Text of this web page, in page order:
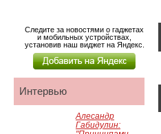
Следите за новостями о гаджетах
и мобильных устройствах,
установив наш виджет на Яндекс.
Интервью
Алесандр
Габидулин: